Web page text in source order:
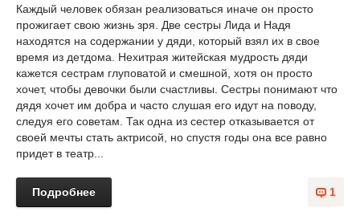
Каждый человек обязан реализоваться иначе он просто
прожигает свою жизнь зря. Две сестры Лида и Надя
находятся на содержании у дяди, который взял их в свое
время из детдома. Нехитрая житейская мудрость дяди
кажется сестрам глуповатой и смешной, хотя он просто
хочет, чтобы девочки были счастливы. Сестры понимают что
дядя хочет им добра и часто слушая его идут на поводу,
следуя его советам. Так одна из сестер отказывается от
своей мечты стать актрисой, но спустя годы она все равно
придет в театр...
1
Подробнее